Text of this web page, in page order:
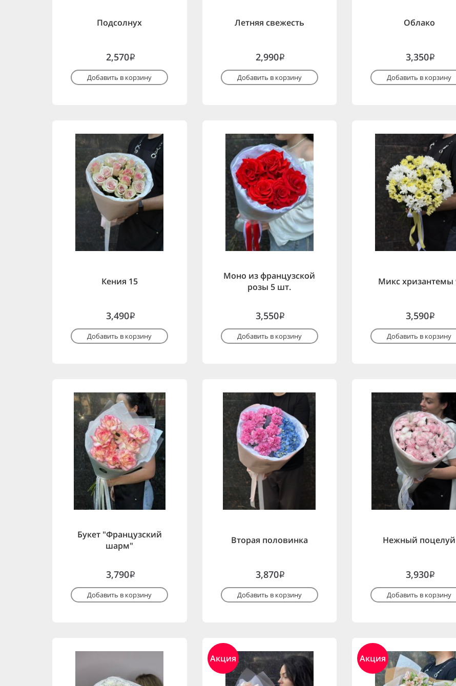
Подсолнух
2,570i
Добавить в корзину
Летняя свежесть
2,990i
Добавить в корзину
Облако
3,350i
Добавить в корзину
Кения 15
3,490i
Добавить в корзину
Моно из французской
розы 5 шт.
3,550i
Добавить в корзину
Микс хризантемы
3,590i
Добавить в корзину
Букет "Французский
шарм"
3,790i
Добавить в корзину
Вторая половинка
3,870i
Добавить в корзину
Нежный поцелуй
3,930i
Добавить в корзину
Акция Акция